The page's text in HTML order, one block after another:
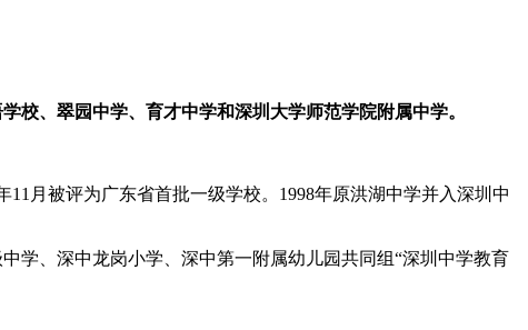
校、翠园中学、育才中学和深圳大学师范学院附属中学。
月被评为广东省首批一级学校。1998年原洪湖中学并入深圳中
学、深中龙岗小学、深中第一附属幼儿园共同组“深圳中学教育